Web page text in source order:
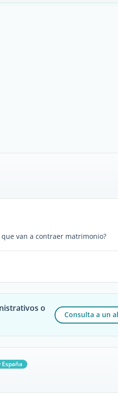
van a contraer matrimonio?
o
Consulta a un